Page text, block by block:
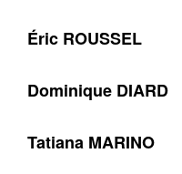
Éric ROUSSEL
Dominique DIARD
Tatiana MARINO